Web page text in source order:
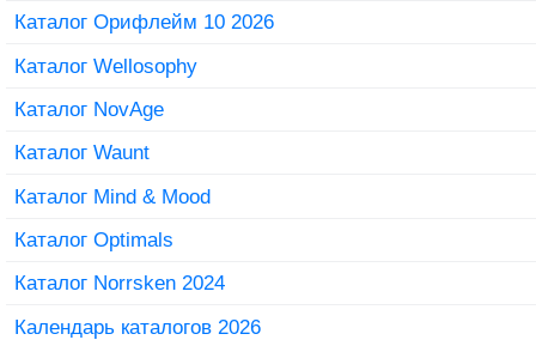
Каталог Орифлейм 10 2026
Каталог Wellosophy
Каталог NovAge
Каталог Waunt
Каталог Mind & Mood
Каталог Optimals
Каталог Norrsken 2024
Календарь каталогов 2026